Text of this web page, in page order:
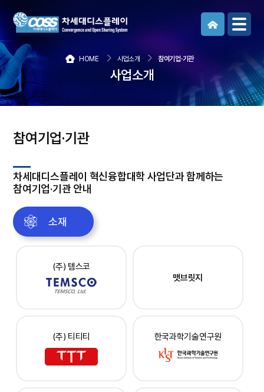
메뉴보기
HOME 사업소개 참여기업·기관
사업소개
참여기업·기관
차세대디스플레이 혁신융합대학 사업단과 함께하는
참여기업·기관 안내
소재
(주) 템스코
맷브릿지
(주) 티티티 한국과학기술연구원